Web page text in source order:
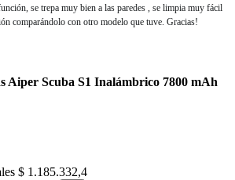
se trepa muy bien a las paredes , se limpia muy fácil
comparándolo con otro modelo que tuve. Gracias!
Aiper Scuba S1 Inalámbrico 7800 mAh
$ 1.185.332,4